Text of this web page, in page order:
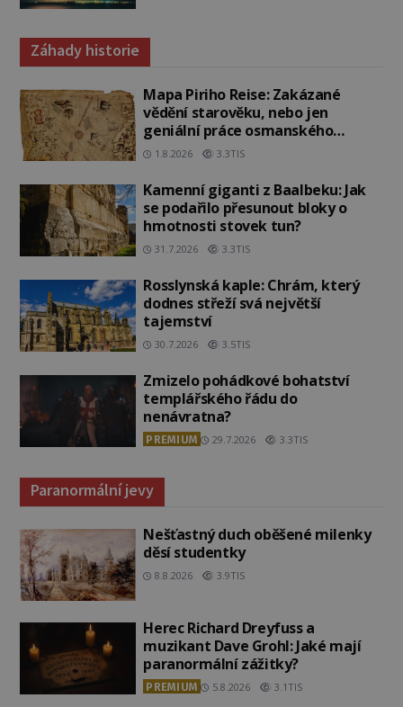
Záhady historie
Mapa Piriho Reise: Zakázané
vědění starověku, nebo jen
geniální práce osmanského
admirála?
1.8.2026 3.3TIS
Kamenní giganti z Baalbeku: Jak
se podařilo přesunout bloky o
hmotnosti stovek tun?
31.7.2026 3.3TIS
Rosslynská kaple: Chrám, který
dodnes střeží svá největší
tajemství
30.7.2026 3.5TIS
Zmizelo pohádkové bohatství
templářského řádu do
nenávratna?
PREMIUM 29.7.2026 3.3TIS
Paranormální jevy
Nešťastný duch oběšené milenky
děsí studentky
8.8.2026 3.9TIS
Herec Richard Dreyfuss a
muzikant Dave Grohl: Jaké mají
paranormální zážitky?
PREMIUM 5.8.2026 3.1TIS